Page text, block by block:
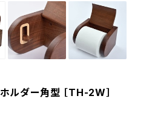
ルダー角型 ［TH-2W］